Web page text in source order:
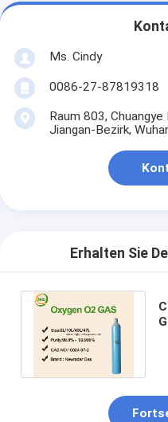
Ms. Cindy
0086-27-87819318
Raum 803,
Jiangan-Bezirk,
Erhalten Sie